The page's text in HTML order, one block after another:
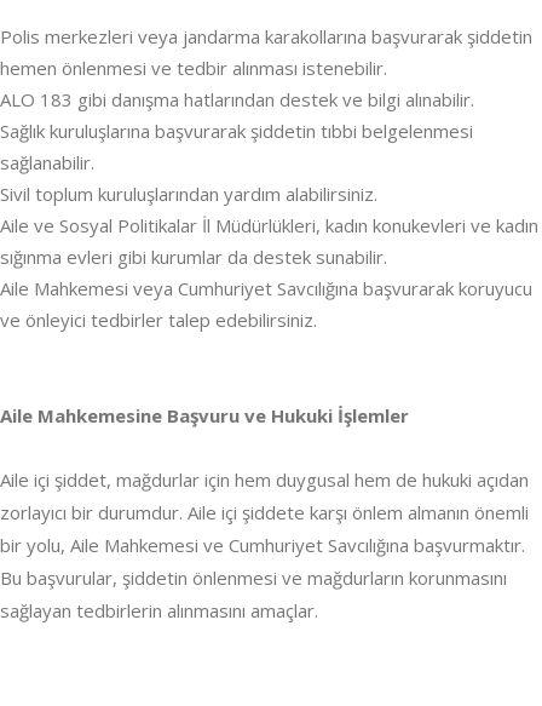
Polis merkezleri veya jandarma karakollarına başvurarak şiddetin
hemen önlenmesi ve tedbir alınması istenebilir.
ALO 183 gibi danışma hatlarından destek ve bilgi alınabilir.
Sağlık kuruluşlarına başvurarak şiddetin tıbbi belgelenmesi
sağlanabilir.
Sivil toplum kuruluşlarından yardım alabilirsiniz.
Aile ve Sosyal Politikalar İl Müdürlükleri, kadın konukevleri ve kadın
sığınma evleri gibi kurumlar da destek sunabilir.
Aile Mahkemesi veya Cumhuriyet Savcılığına başvurarak koruyucu
ve önleyici tedbirler talep edebilirsiniz.
Aile Mahkemesine Başvuru ve Hukuki İşlemler
Aile içi şiddet, mağdurlar için hem duygusal hem de hukuki açıdan
zorlayıcı bir durumdur. Aile içi şiddete karşı önlem almanın önemli
bir yolu, Aile Mahkemesi ve Cumhuriyet Savcılığına başvurmaktır.
Bu başvurular, şiddetin önlenmesi ve mağdurların korunmasını
sağlayan tedbirlerin alınmasını amaçlar.